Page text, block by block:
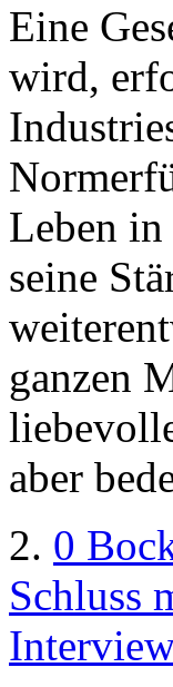
Eine
wird,
Leben
seine
ganzen
aber
2. 0
Schluss